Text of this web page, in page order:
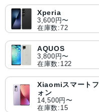
Xperia
3,600円〜
在庫数:72
AQUOS
3,800円〜
在庫数:122
Xiaomiスマートフ
ォン
14,500円〜
在庫数:15